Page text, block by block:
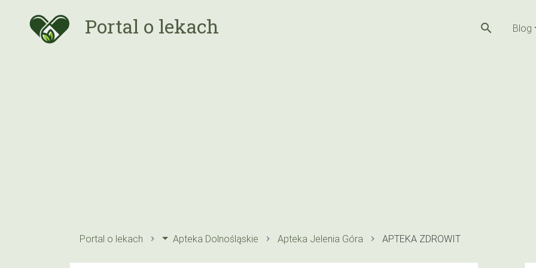
Portal o lekach search Blog
Portal o lekach Apteka Dolnośląskie Apteka Jelenia Góra APTEKA ZDROWIT